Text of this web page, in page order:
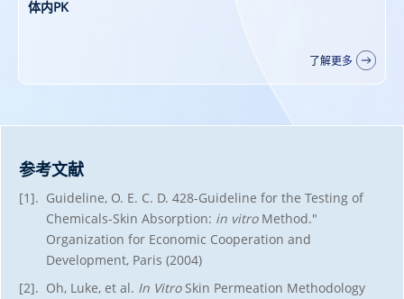
大动物（非啮齿类）PK研究
了解更多
参考文献
[1]. Guideline, O. E. C. D. 428-Guideline for the Testing of
Chemicals-Skin Absorption: in vitroMethod."
Organization for Economic Cooperation and
Development, Paris (2004)
[2]. Oh, Luke, et al. In VitroSkin Permeation Methodology